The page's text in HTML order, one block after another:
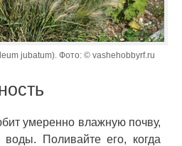
jubatum). Фото: © vashehobbyrf.ru
умеренно влажную почву,
Поливайте его, когда